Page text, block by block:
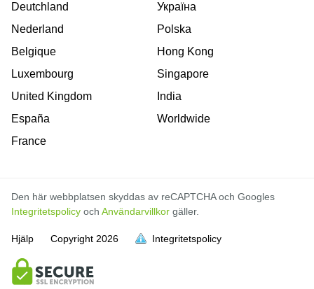
Deutchland
Nederland
Belgique
Luxembourg
United Kingdom
España
France
Україна
Polska
Hong Kong
Singapore
India
Worldwide
Den här webbplatsen skyddas av reCAPTCHA och Googles
Integritetspolicy och Användarvillkor gäller.
Hjälp Copyright 2026 Integritetspolicy